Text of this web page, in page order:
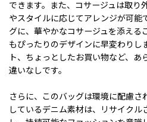
できます。また、コサージュは取り
やスタイルに応じてアレンジが可能
グに、華やかなコサージュを添える
もぴったりのデザインに早変わりし
ト、ちょっとしたお買い物など、あ
違いなしです。
さらに、このバッグは環境に配慮さ
しているデニム素材は、リサイクル